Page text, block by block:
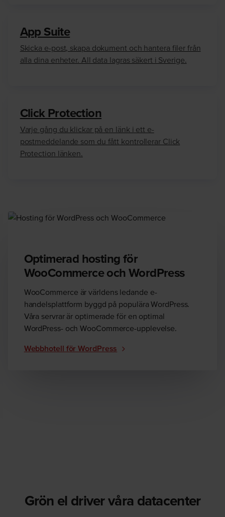
App Suite
Skicka e-post, skapa dokument och hantera filer från
alla dina enheter. All data lagras säkert i Sverige.
Click Protection
Varje gång du klickar på en länk i ett e-
postmeddelande som du fått kontrollerar Click
Protection länken.
Optimerad hosting för
WooCommerce och WordPress
WooCommerce är världens ledande e-
handelsplattform byggd på populära WordPress.
Våra servrar är optimerade för en optimal
WordPress- och WooCommerce-upplevelse.
Webbhotell för WordPress
Grön el driver våra datacenter